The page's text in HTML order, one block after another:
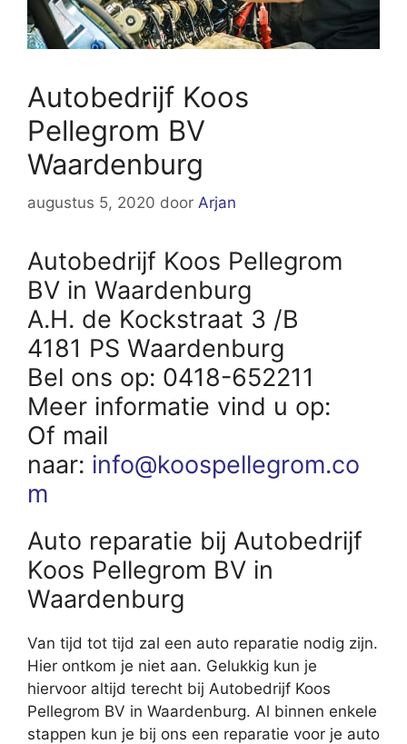
Autobedrijf Koos
Pellegrom BV
Waardenburg
augustus 5, 2020 door Arjan
Autobedrijf Koos Pellegrom
BV in Waardenburg
A.H. de Kockstraat 3 /B
4181 PS Waardenburg
Bel ons op: 0418-652211
Meer informatie vind u op:
Of mail
naar: info@koospellegrom.co
m
Auto reparatie bij Autobedrijf
Koos Pellegrom BV in
Waardenburg
Van tijd tot tijd zal een auto reparatie nodig zijn.
Hier ontkom je niet aan. Gelukkig kun je
hiervoor altijd terecht bij Autobedrijf Koos
Pellegrom BV in Waardenburg. Al binnen enkele
stappen kun je bij ons een reparatie voor je auto